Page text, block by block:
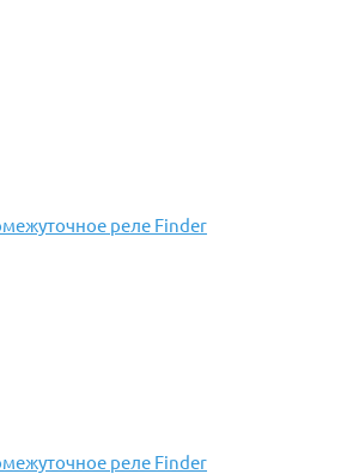
реле Finder
реле Finder